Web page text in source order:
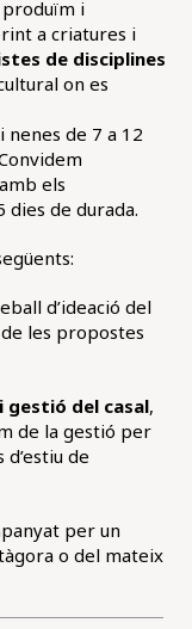
produïm i
a criatures i
de disciplines
on es
de 7 a 12
els
dies de durada.
d’ideació del
les propostes
gestió del casal,
de la gestió per
de
per un
o del mateix